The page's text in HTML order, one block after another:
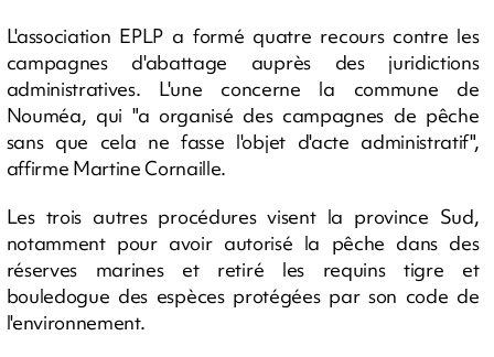
L'association EPLP a formé quatre recours contre les
campagnes d'abattage auprès des juridictions
administratives. L'une concerne la commune de
Nouméa, qui "a organisé des campagnes de pêche
sans que cela ne fasse l'objet d'acte administratif",
affirme Martine Cornaille.
Les trois autres procédures visent la province Sud,
notamment pour avoir autorisé la pêche dans des
réserves marines et retiré les requins tigre et
bouledogue des espèces protégées par son code de
l'environnement.